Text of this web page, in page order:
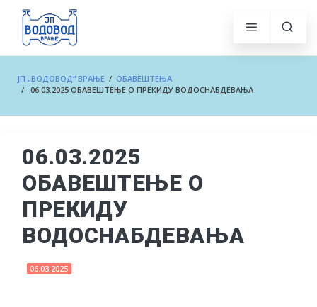
ЈП „ВОДОВОД“ ВРАЊЕ / ОБАВЕШТЕЊА
/ 06.03.2025 ОБАВЕШТЕЊЕ О ПРЕКИДУ ВОДОСНАБДЕВАЊА
06.03.2025
ОБАВЕШТЕЊЕ О
ПРЕКИДУ
ВОДОСНАБДЕВАЊА
06.03.2025